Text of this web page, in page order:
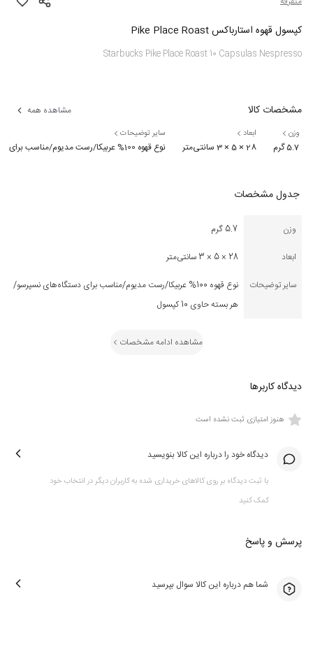
کپسول قهوه استارباکس Pike Place Roast
Starbucks Pike Place Roast 10 Capsulas Nespresso
مشخصات کالا مشاهده همه
وزن
5.7 گرم
ابعاد
28 × 5 × 3 سانتی‌متر
سایر توضیحات
نوع قهوه 100% عربیکا/رست مدیوم/مناسب برای دستگاه‌های نسپرسو/هر بسته حاوی 10 کپسول
جدول مشخصات
وزن
5.7 گرم
ابعاد
28 × 5 × 3 سانتی‌متر
سایر توضیحات
نوع قهوه 100% عربیکا/رست مدیوم/مناسب برای دستگاه‌های نسپرسو/
هر بسته حاوی 10 کپسول
مشاهده ادامه مشخصات
دیدگاه کاربرها
هنوز امتیازی ثبت نشده است
دیدگاه خود را درباره این کالا بنویسید
با ثبت دیدگاه بر روی کالاهای خریداری شده به کاربران دیگر در انتخاب خود
کمک کنید
پرسش و پاسخ
شما هم درباره این کالا سوال بپرسید